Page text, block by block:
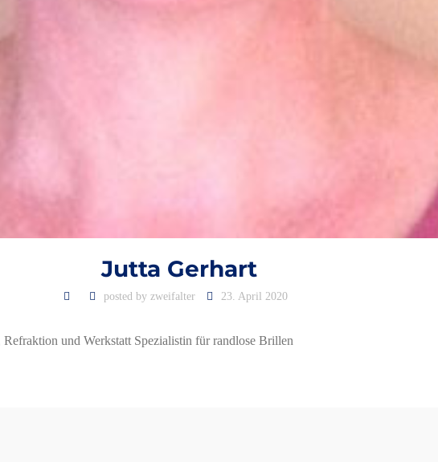
Jutta Gerhart
posted by zweifalter 23. April 2020
und Werkstatt Spezialistin für randlose Brillen